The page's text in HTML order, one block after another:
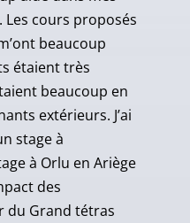
Les cours proposés
beaucoup
étaient très
beaucoup en
extérieurs. J’ai
stage à
à Orlu en Ariège
des
du Grand tétras